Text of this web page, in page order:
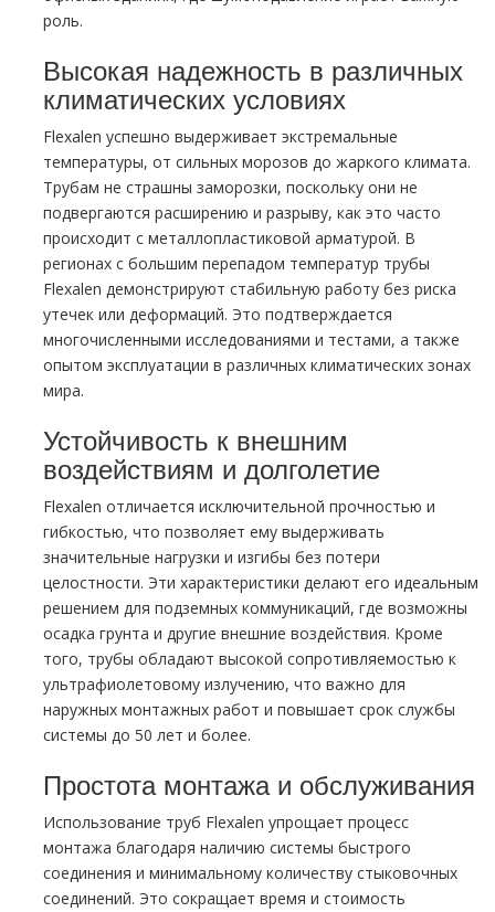
роль.
Высокая надежность в различных
климатических условиях
Flexalen успешно выдерживает экстремальные
температуры, от сильных морозов до жаркого климата.
Трубам не страшны заморозки, поскольку они не
подвергаются расширению и разрыву, как это часто
происходит с металлопластиковой арматурой. В
регионах с большим перепадом температур трубы
Flexalen демонстрируют стабильную работу без риска
утечек или деформаций. Это подтверждается
многочисленными исследованиями и тестами, а также
опытом эксплуатации в различных климатических зонах
мира.
Устойчивость к внешним
воздействиям и долголетие
Flexalen отличается исключительной прочностью и
гибкостью, что позволяет ему выдерживать
значительные нагрузки и изгибы без потери
целостности. Эти характеристики делают его идеальным
решением для подземных коммуникаций, где возможны
осадка грунта и другие внешние воздействия. Кроме
того, трубы обладают высокой сопротивляемостью к
ультрафиолетовому излучению, что важно для
наружных монтажных работ и повышает срок службы
системы до 50 лет и более.
Простота монтажа и обслуживания
Использование труб Flexalen упрощает процесс
монтажа благодаря наличию системы быстрого
соединения и минимальному количеству стыковочных
соединений. Это сокращает время и стоимость